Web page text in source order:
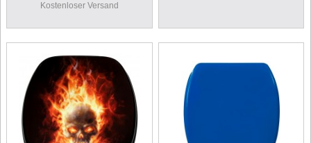
Kostenloser Versand